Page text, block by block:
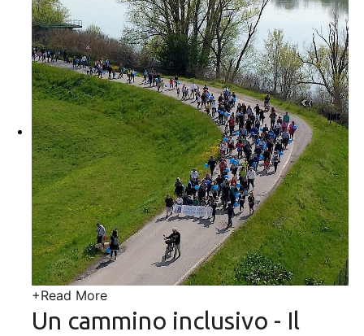
+Read More
Un cammino inclusivo - Il